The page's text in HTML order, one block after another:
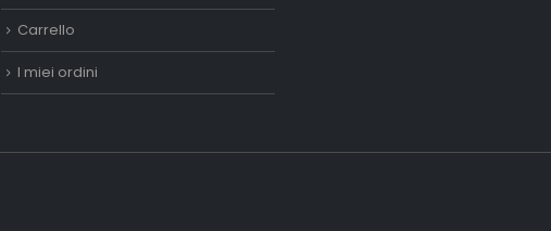
Carrello
I miei ordini